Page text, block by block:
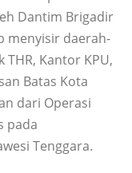
Dantim Brigadir
menyisir daerah-
Kantor KPU,
Batas Kota
dari Operasi
pada
Tenggara.